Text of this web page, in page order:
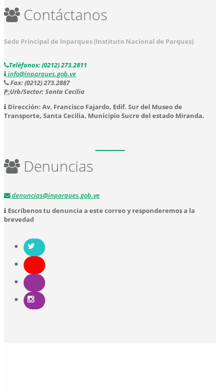
Contáctanos
Sede Principal de Inparques (Instituto Nacional de Parques)
Teléfonos: (0212) 273.2811
info@inparques.gob.ve
Fax: (0212) 273.2887
P:Urb/Sector: Santa Cecilia
Dirección: Av. Francisco Fajardo, Edif. Sur del Museo de
Transporte, Santa Cecilia, Municipio Sucre del estado Miranda.
Denuncias
denuncias@inparques.gob.ve
Escríbenos tu denuncia a este correo y responderemos a la
brevedad